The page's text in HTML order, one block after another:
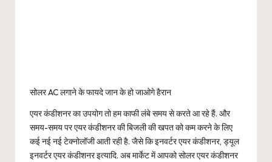
सोलर AC लगाने के फायदे जान के हो जाओगे हैरान
एयर कंडीशनर का उपयोग तो हम काफी लंबे समय से करते आ रहे हैं. और
समय-समय पर एयर कंडीशनर की बिजली की खपत को कम करने के लिए
कई नई नई टेक्नोलॉजी आती रही है. जैसे कि इनवर्टर एयर कंडीशनर, ड्यूल
इनवर्टर एयर कंडीशनर इत्यादि. अब मार्केट में आपको सोलर एयर कंडीशनर